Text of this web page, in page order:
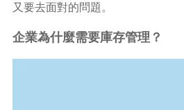
又要去面對的問題。
企業為什麼需要庫存管理？